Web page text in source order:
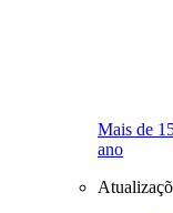
Mais de
ano